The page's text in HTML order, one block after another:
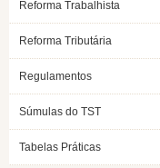
Reforma Trabalhista
Reforma Tributária
Regulamentos
Súmulas do TST
Tabelas Práticas